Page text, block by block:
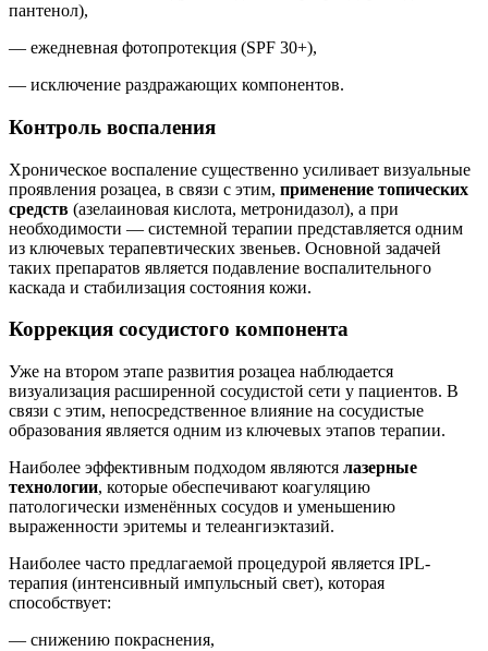
пантенол),
— ежедневная фотопротекция (SPF 30+),
— исключение раздражающих компонентов.
Контроль воспаления
Хроническое воспаление существенно усиливает визуальные
проявления розацеа, в связи с этим, применение топических
средств (азелаиновая кислота, метронидазол), а при
необходимости — системной терапии представляется одним
из ключевых терапевтических звеньев. Основной задачей
таких препаратов является подавление воспалительного
каскада и стабилизация состояния кожи.
Коррекция сосудистого компонента
Уже на втором этапе развития розацеа наблюдается
визуализация расширенной сосудистой сети у пациентов. В
связи с этим, непосредственное влияние на сосудистые
образования является одним из ключевых этапов терапии.
Наиболее эффективным подходом являются лазерные
технологии, которые обеспечивают коагуляцию
патологически изменённых сосудов и уменьшению
выраженности эритемы и телеангиэктазий.
Наиболее часто предлагаемой процедурой является IPL-
терапия (интенсивный импульсный свет), которая
способствует:
— снижению покраснения,